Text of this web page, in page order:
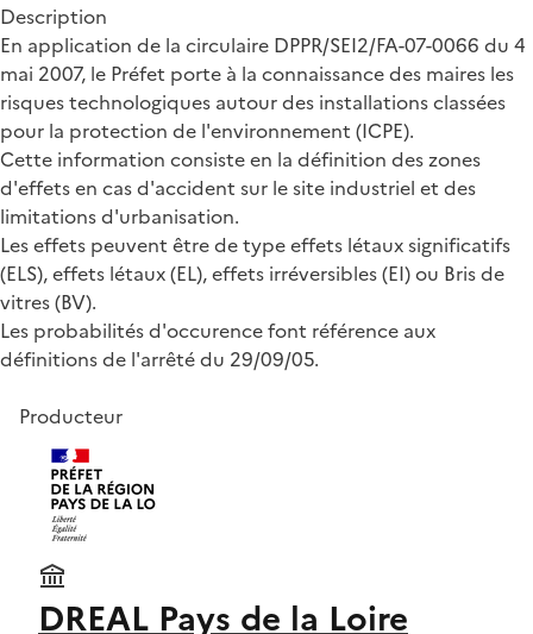
Description
En application de la circulaire DPPR/SEI2/FA-07-0066 du 4
mai 2007, le Préfet porte à la connaissance des maires les
risques technologiques autour des installations classées
pour la protection de l'environnement (ICPE).
Cette information consiste en la définition des zones
d'effets en cas d'accident sur le site industriel et des
limitations d'urbanisation.
Les effets peuvent être de type effets létaux significatifs
(ELS), effets létaux (EL), effets irréversibles (EI) ou Bris de
vitres (BV).
Les probabilités d'occurence font référence aux
définitions de l'arrêté du 29/09/05.
Producteur
DREAL Pays de la Loire